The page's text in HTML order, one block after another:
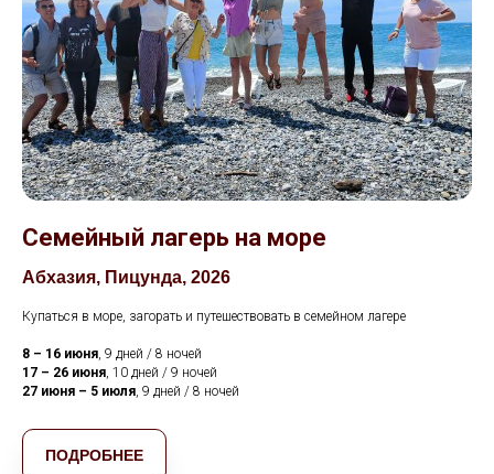
Семейный лагерь на море
Абхазия, Пицунда, 2026
Купаться в море, загорать и путешествовать в семейном лагере
8 – 16 июня, 9 дней / 8 ночей
1 7 – 26 июня, 10 дней / 9 ночей
27 июня – 5 июля, 9 дней / 8 ночей
ПОДРОБНЕЕ